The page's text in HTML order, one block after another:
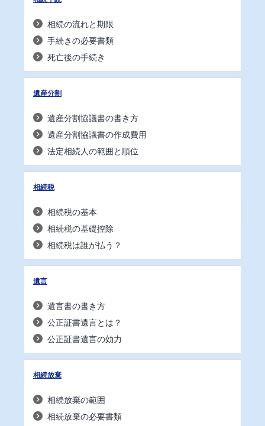
相続の流れと期限
手続きの必要書類
死亡後の手続き
遺産分割
遺産分割協議書の書き方
遺産分割協議書の作成費用
法定相続人の範囲と順位
相続税
相続税の基本
相続税の基礎控除
相続税は誰が払う？
遺言
遺言書の書き方
公正証書遺言とは？
公正証書遺言の効力
相続放棄
相続放棄の範囲
相続放棄の必要書類